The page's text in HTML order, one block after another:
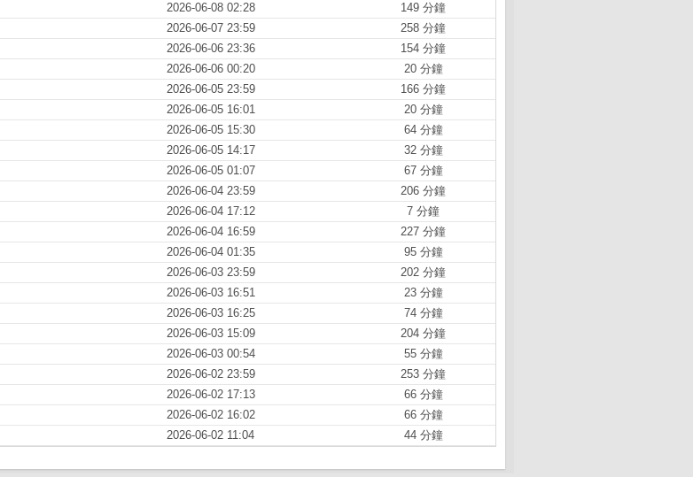
2026-06-08 02:28
149 分鐘
2026-06-07 23:59
258 分鐘
2026-06-06 23:36
154 分鐘
2026-06-06 00:20
20 分鐘
2026-06-05 23:59
166 分鐘
2026-06-05 16:01
20 分鐘
2026-06-05 15:30
64 分鐘
2026-06-05 14:17
32 分鐘
2026-06-05 01:07
67 分鐘
2026-06-04 23:59
206 分鐘
2026-06-04 17:12
7 分鐘
2026-06-04 16:59
227 分鐘
2026-06-04 01:35
95 分鐘
2026-06-03 23:59
202 分鐘
2026-06-03 16:51
23 分鐘
2026-06-03 16:25
74 分鐘
2026-06-03 15:09
204 分鐘
2026-06-03 00:54
55 分鐘
2026-06-02 23:59
253 分鐘
2026-06-02 17:13
66 分鐘
2026-06-02 16:02
66 分鐘
2026-06-02 11:04 44 分鐘